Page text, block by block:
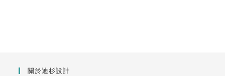
關於迪杉設計